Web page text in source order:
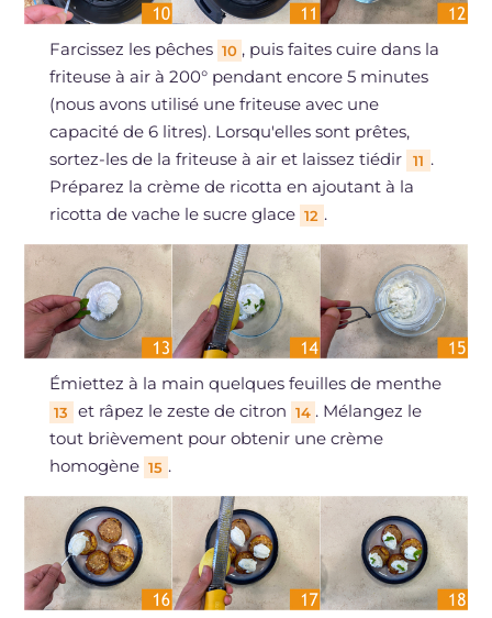
Farcissez les pêches 10 , puis faites cuire dans la
friteuse à air à 200° pendant encore 5 minutes
(nous avons utilisé une friteuse avec une
capacité de 6 litres). Lorsqu'elles sont prêtes,
sortez-les de la friteuse à air et laissez tiédir
11 .
Préparez la crème de ricotta en ajoutant à la
ricotta de vache le sucre glace 12 .
Émiettez à la main quelques feuilles de menthe
13 et râpez le zeste de citron 14 . Mélangez le
tout brièvement pour obtenir une crème
homogène 15 .